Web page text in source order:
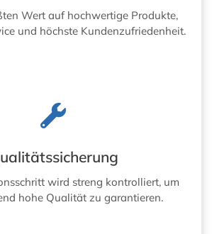
Wert auf hochwertige Produkte,
und höchste Kundenzufriedenheit.
wird streng kontrolliert, um
hohe Qualität zu garantieren.